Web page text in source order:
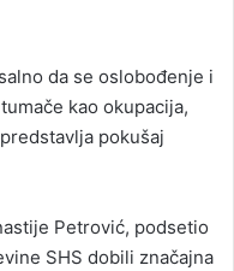
da se oslobođenje i
kao okupacija,
pokušaj
Petrović, podsetio
SHS dobili značajna